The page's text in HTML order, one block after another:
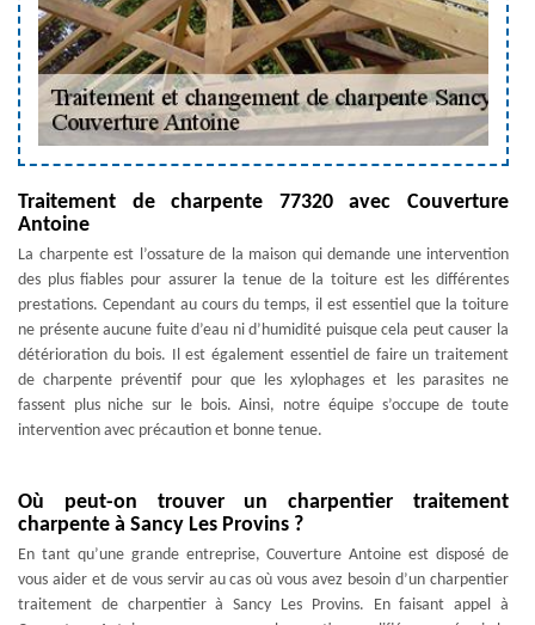
Traitement de charpente 77320 avec Couverture
Antoine
La charpente est l’ossature de la maison qui demande une intervention
des plus fiables pour assurer la tenue de la toiture est les différentes
prestations. Cependant au cours du temps, il est essentiel que la toiture
ne présente aucune fuite d’eau ni d’humidité puisque cela peut causer la
détérioration du bois. Il est également essentiel de faire un traitement
de charpente préventif pour que les xylophages et les parasites ne
fassent plus niche sur le bois. Ainsi, notre équipe s’occupe de toute
intervention avec précaution et bonne tenue.
Où peut-on trouver un charpentier traitement
charpente à Sancy Les Provins ?
En tant qu’une grande entreprise, Couverture Antoine est disposé de
vous aider et de vous servir au cas où vous avez besoin d’un charpentier
traitement de charpentier à Sancy Les Provins. En faisant appel à